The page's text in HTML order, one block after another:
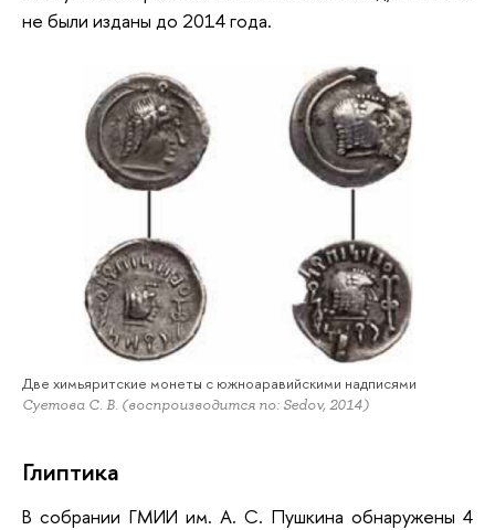
не были изданы до 2014 года.
Две химьяритские монеты с южноаравийскими надписями
Суетова С. В. (воспроизводится по: Sedov, 2014)
Глиптика
В собрании ГМИИ им. А. С. Пушкина обнаружены 4